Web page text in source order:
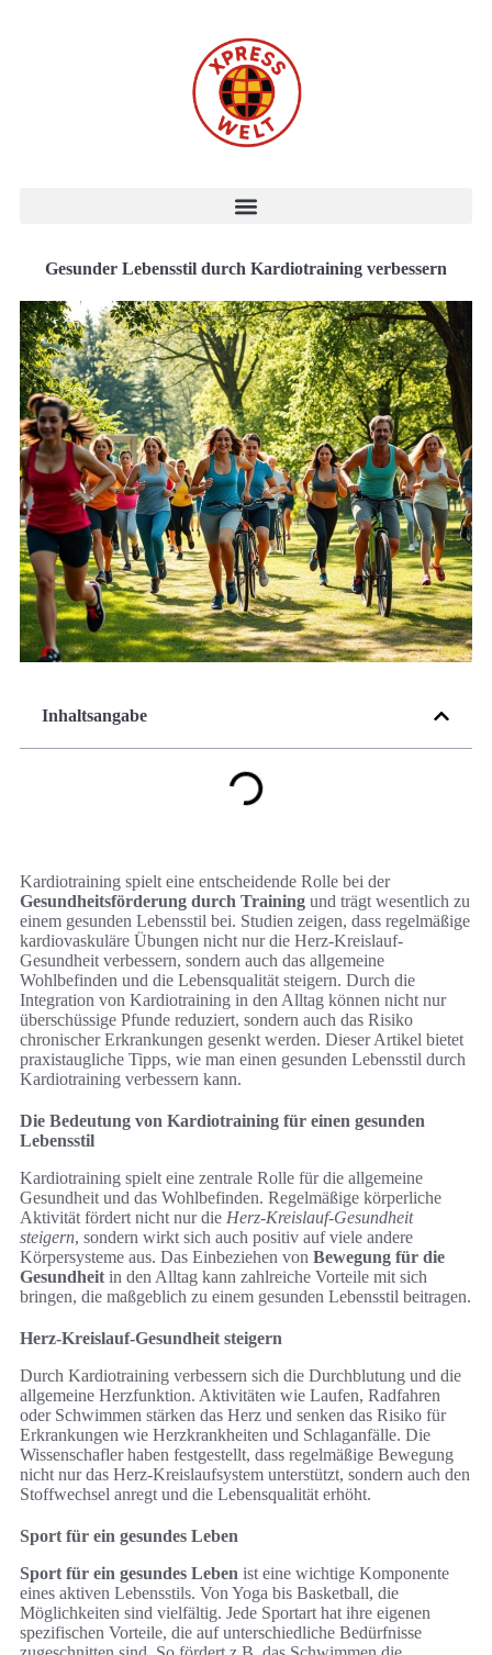
Gesunder Lebensstil durch Kardiotraining verbessern
Inhaltsangabe
Kardiotraining spielt eine entscheidende Rolle bei der
Gesundheitsförderung durch Training und trägt wesentlich zu
einem gesunden Lebensstil bei. Studien zeigen, dass regelmäßige
kardiovaskuläre Übungen nicht nur die Herz-Kreislauf-
Gesundheit verbessern, sondern auch das allgemeine
Wohlbefinden und die Lebensqualität steigern. Durch die
Integration von Kardiotraining in den Alltag können nicht nur
überschüssige Pfunde reduziert, sondern auch das Risiko
chronischer Erkrankungen gesenkt werden. Dieser Artikel bietet
praxistaugliche Tipps, wie man einen gesunden Lebensstil durch
Kardiotraining verbessern kann.
Die Bedeutung von Kardiotraining für einen gesunden
Lebensstil
Kardiotraining spielt eine zentrale Rolle für die allgemeine
Gesundheit und das Wohlbefinden. Regelmäßige körperliche
Aktivität fördert nicht nur die Herz-Kreislauf-Gesundheit
steigern, sondern wirkt sich auch positiv auf viele andere
Körpersysteme aus. Das Einbeziehen von Bewegung für die
Gesundheit in den Alltag kann zahlreiche Vorteile mit sich
bringen, die maßgeblich zu einem gesunden Lebensstil beitragen.
Herz-Kreislauf-Gesundheit steigern
Durch Kardiotraining verbessern sich die Durchblutung und die
allgemeine Herzfunktion. Aktivitäten wie Laufen, Radfahren
oder Schwimmen stärken das Herz und senken das Risiko für
Erkrankungen wie Herzkrankheiten und Schlaganfälle. Die
Wissenschafler haben festgestellt, dass regelmäßige Bewegung
nicht nur das Herz-Kreislaufsystem unterstützt, sondern auch den
Stoffwechsel anregt und die Lebensqualität erhöht.
Sport für ein gesundes Leben
Sport für ein gesundes Leben ist eine wichtige Komponente
eines aktiven Lebensstils. Von Yoga bis Basketball, die
Möglichkeiten sind vielfältig. Jede Sportart hat ihre eigenen
spezifischen Vorteile, die auf unterschiedliche Bedürfnisse